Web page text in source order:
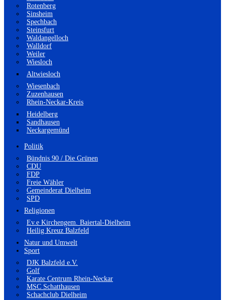
Rotenberg
Sinsheim
Spechbach
Steinsfurt
Waldangelloch
Walldorf
Weiler
Wiesloch
Altwiesloch
Wiesenbach
Zuzenhausen
Rhein-Neckar-Kreis
Heidelberg
Sandhausen
Neckargemünd
Politik
Bündnis 90 / Die Grünen
CDU
FDP
Freie Wähler
Gemeinderat Dielheim
SPD
Religionen
Ev.e Kirchengem. Baiertal-Dielheim
Heilig Kreuz Balzfeld
Natur und Umwelt
Sport
DJK Balzfeld e.V.
Golf
Karate Centrum Rhein-Neckar
MSC Schatthausen
Schachclub Dielheim